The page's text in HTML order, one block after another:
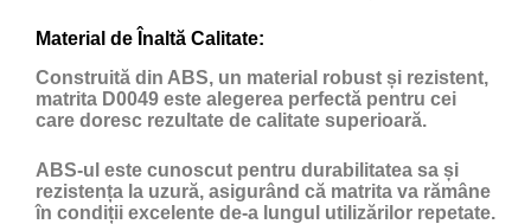
Material de Înaltă Calitate:
Construită din ABS, un material robust și rezistent,
matrita D0049 este alegerea perfectă pentru cei
care doresc rezultate de calitate superioară.
ABS-ul este cunoscut pentru durabilitatea sa și
rezistența la uzură, asigurând că matrita va rămâne
în condiții excelente de-a lungul utilizărilor repetate.